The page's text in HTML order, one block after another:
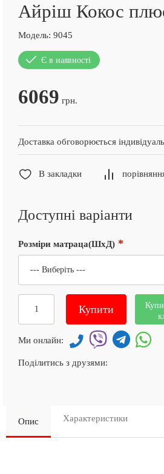
Айріш Кокос
Модель: 9045
Є в наявності
6069 грн.
Доставка обговорюється
В закладки
Доступні варіанти
Розміри матраца(ШхД)
Купити
Ми онлайн:
Поділитись з друзями:
Опис Характеристики